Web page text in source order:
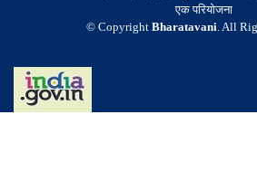
एक परियोजना
© Copyright Bharatavani. All